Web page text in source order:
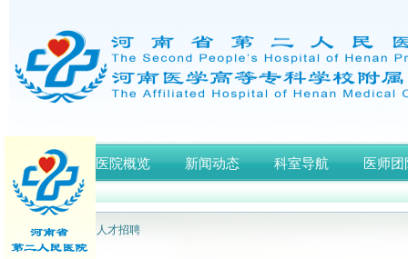
首页 医院概览 新闻动态 科室导航 医师团
网站首页 > 人才招聘